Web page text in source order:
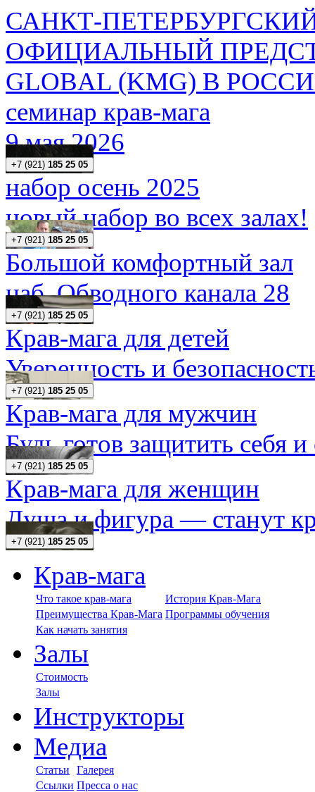
САНКТ-
ОФИЦИАЛЬНЫЙ
GLOBAL (KMG) В
семинар крав-мага
9 мая 2026
+7 (921) 185 25 05
набор осень 2025
новый набор во всех залах!
+7 (921) 185 25 05
Большой комфортный зал
наб. Обводного канала 28
+7 (921) 185 25 05
Крав-мага для детей
Уверенность и
+7 (921) 185 25 05
Крав-мага для мужчин
Будь готов защитить себя
+7 (921) 185 25 05
Крав-мага для женщин
Душа и фигура — станут
+7 (921) 185 25 05
Крав-мага
Что такое крав-мага
История Крав-Мага
Преимущества Крав-Мага Программы обучения
Как начать занятия
Залы
Стоимость
Залы
Инструкторы
Медиа
Статьи
Галерея
Ссылки Пресса о нас